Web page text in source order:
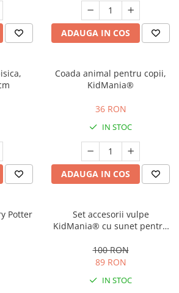
ADAUGA IN COS
Coada animal pentru copii,
KidMania®
36 RON
IN STOC
ADAUGA IN COS
Potter
Set accesorii vulpe
KidMania® cu sunet pentru
100 RON
89 RON
IN STOC